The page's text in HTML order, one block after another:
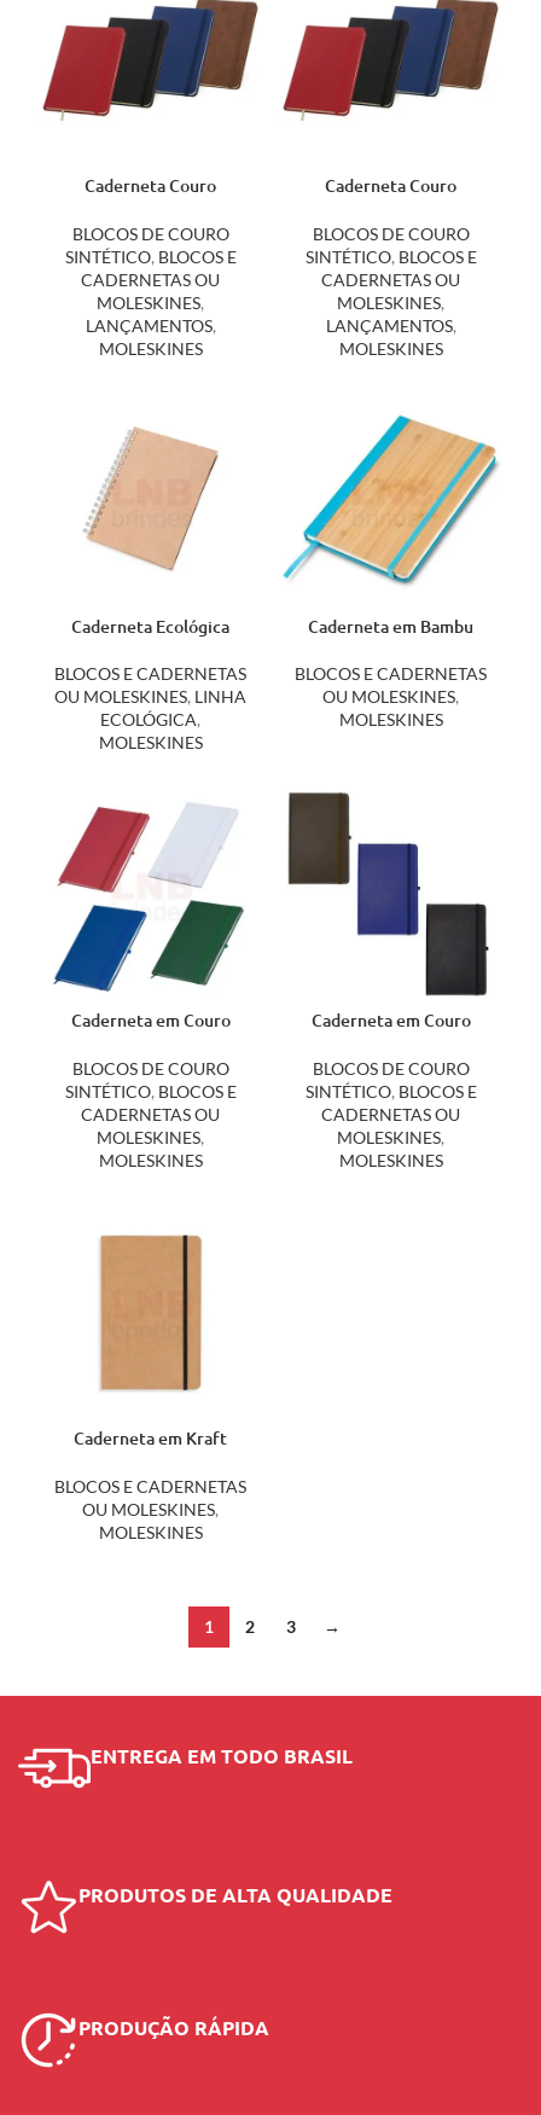
Caderneta Couro
Pautadas 14917P
BLOCOS DE COURO
SINTÉTICO, BLOCOS E
CADERNETAS OU
MOLESKINES,
LANÇAMENTOS,
MOLESKINES
Caderneta Couro
Pauta 21×14 14917S
BLOCOS DE COURO
SINTÉTICO, BLOCOS E
CADERNETAS OU
MOLESKINES,
LANÇAMENTOS,
MOLESKINES
Caderneta Ecológica
BLOCOS E CADERNETAS
OU MOLESKINES, LINHA
ECOLÓGICA,
MOLESKINES
Caderneta em Bambu
BLOCOS E CADERNETAS
OU MOLESKINES,
MOLESKINES
Caderneta em Couro
BLOCOS DE COURO
SINTÉTICO, BLOCOS E
CADERNETAS OU
MOLESKINES,
MOLESKINES
Caderneta em Couro
BLOCOS DE COURO
SINTÉTICO, BLOCOS E
CADERNETAS OU
MOLESKINES,
MOLESKINES
Caderneta em Kraft
BLOCOS E CADERNETAS
OU MOLESKINES,
MOLESKINES
1 2 3 →
ENTREGA EM TODO BRASIL
PRODUTOS DE ALTA QUALIDADE
PRODUÇÃO RÁPIDA